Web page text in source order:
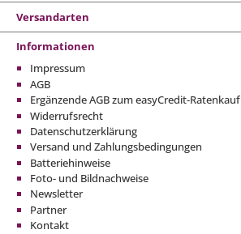
Versandarten
Informationen
Impressum
AGB
Ergänzende AGB zum easyCredit-Ratenkauf
Widerrufsrecht
Datenschutzerklärung
Versand und Zahlungsbedingungen
Batteriehinweise
Foto- und Bildnachweise
Newsletter
Partner
Kontakt